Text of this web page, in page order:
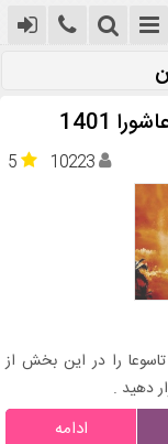
1401
5 10223
را در این بخش از
دهید .
ادامه